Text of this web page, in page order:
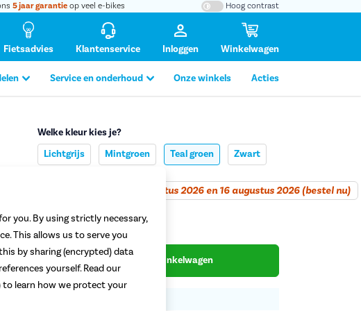
5 jaar garantie op veel e-bikes Hoog contrast
Fietsadvies Klantenservice Inloggen Winkelwagen
Service en onderhoud Onze winkels Acties
Productafbeelding vergroten
Welke kleur kies je?
Lichtgrijs
Mintgroen Teal groen Zwart
Verwacht tussen 10 augustus 2026 en 16 augustus 2026 (bestel nu)
89,99
Plaats in winkelwagen
you. By using strictly necessary,
This allows us to serve you
by sharing (encrypted) data
yourself. Read our
to learn how we protect your